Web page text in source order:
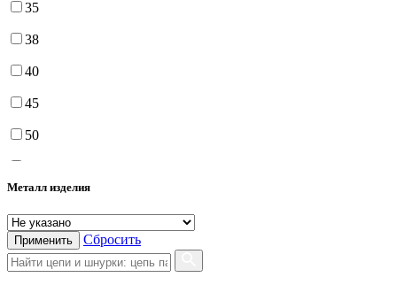
35
38
40
45
50
65
70
Металл изделия
Применить Сбросить